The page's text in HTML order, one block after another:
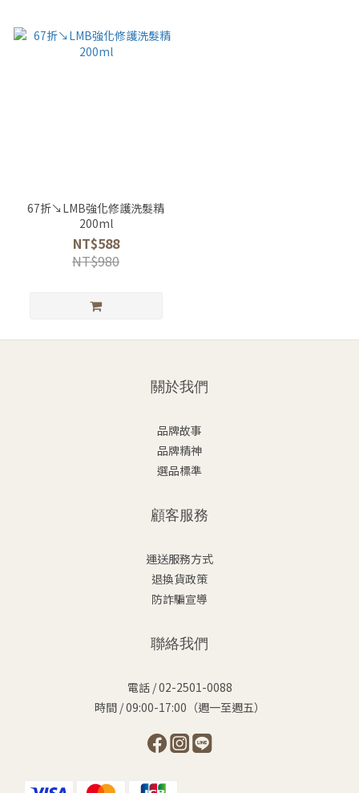
67折↘LMB強化修護洗髮精
200ml
NT$588
NT$980
關於我們
品牌故事
品牌精神
選品標準
顧客服務
運送服務方式
退換貨政策
防詐騙宣導
聯絡我們
電話 / 02-2501-0088
時間 / 09:00-17:00（週一至週五）